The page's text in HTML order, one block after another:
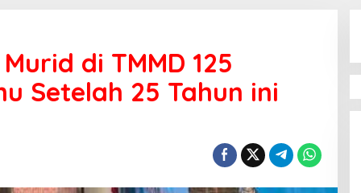
di TMMD 125
Setelah 25 Tahun ini